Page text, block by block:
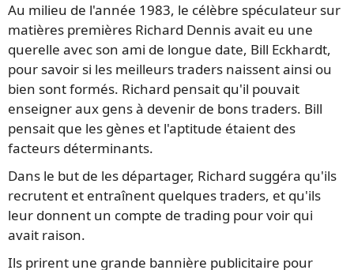
Au milieu de l'année 1983, le célèbre spéculateur sur
matières premières Richard Dennis avait eu une
querelle avec son ami de longue date, Bill Eckhardt,
pour savoir si les meilleurs traders naissent ainsi ou
bien sont formés. Richard pensait qu'il pouvait
enseigner aux gens à devenir de bons traders. Bill
pensait que les gènes et l'aptitude étaient des
facteurs déterminants.
Dans le but de les départager, Richard suggéra qu'ils
recrutent et entraînent quelques traders, et qu'ils
leur donnent un compte de trading pour voir qui
avait raison.
Ils prirent une grande bannière publicitaire pour